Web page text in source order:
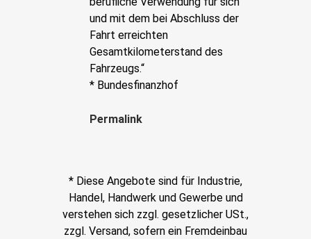
und mit dem bei Abschluss der
Fahrt erreichten
Gesamtkilometerstand des
Fahrzeugs.“
* Bundesfinanzhof
Permalink
* Diese Angebote sind für Industrie,
Handel, Handwerk und Gewerbe und
verstehen sich zzgl. gesetzlicher USt.,
zzgl. Versand, sofern ein Fremdeinbau